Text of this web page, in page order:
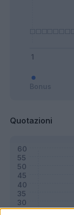
Quotazioni